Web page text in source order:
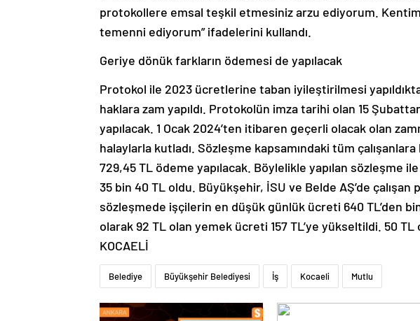
protokollere emsal teşkil etmesiniz arzu ediyorum.
temenni ediyorum” ifadelerini kullandı.
Geriye dönük farkların ödemesi de yapılacak
Protokol ile 2023 ücretlerine taban iyileştirilmesi
haklara zam yapıldı. Protokolün imza tarihi olan 15
yapılacak. 1 Ocak 2024’ten itibaren geçerli olacak olan
halaylarla kutladı. Sözleşme kapsamındaki tüm çalışanlara
729,45 TL ödeme yapılacak. Böylelikle yapılan sözleşme
35 bin 40 TL oldu. Büyükşehir, İSU ve Belde AŞ’de
sözleşmede işçilerin en düşük günlük ücreti 640 TL’den bin
olarak 92 TL olan yemek ücreti 157 TL’ye yükseltildi. 50
KOCAELİ
Belediye Büyükşehir Belediyesi İş Kocaeli Mutlu